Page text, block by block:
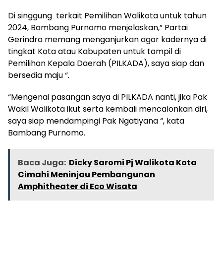
Di singgung terkait Pemilihan Walikota untuk tahun
2024, Bambang Purnomo menjelaskan,” Partai
Gerindra memang menganjurkan agar kadernya di
tingkat Kota atau Kabupaten untuk tampil di
Pemilihan Kepala Daerah (PILKADA), saya siap dan
bersedia maju “.
“Mengenai pasangan saya di PILKADA nanti, jika Pak
Wakil Walikota ikut serta kembali mencalonkan diri,
saya siap mendampingi Pak Ngatiyana “, kata
Bambang Purnomo.
Baca Juga: Dicky Saromi Pj Walikota Kota
Cimahi Meninjau Pembangunan
Amphitheater di Eco Wisata